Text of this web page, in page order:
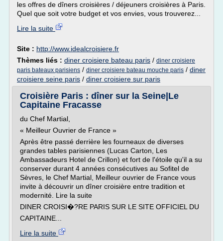
les offres de dîners croisières / déjeuners croisières à Paris.
Quel que soit votre budget et vos envies, vous trouverez...
Lire la suite
Site : http://www.idealcroisiere.fr
Thèmes liés : diner croisiere bateau paris / diner croisiere
paris bateaux parisiens / diner croisiere bateau mouche paris / diner
croisiere seine paris / diner croisiere sur paris
Croisière Paris : dîner sur la Seine|Le
Capitaine Fracasse
du Chef Martial,
« Meilleur Ouvrier de France »
Après être passé derrière les fourneaux de diverses
grandes tables parisiennes (Lucas Carton, Les
Ambassadeurs Hotel de Crillon) et fort de l'étoile qu'il a su
conserver durant 4 années consécutives au Sofitel de
Sèvres, le Chef Martial, Meilleur ouvrier de France vous
invite à découvrir un dîner croisière entre tradition et
modernité. Lire la suite
DINER CROISI�?RE PARIS SUR LE SITE OFFICIEL DU
CAPITAINE...
Lire la suite